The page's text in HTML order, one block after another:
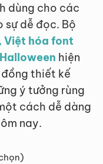
dùng cho các
sự dễ đọc. Bộ
Việt hóa font
hiện
thiết kế
ý tưởng rùng
cách dễ dàng
nay.